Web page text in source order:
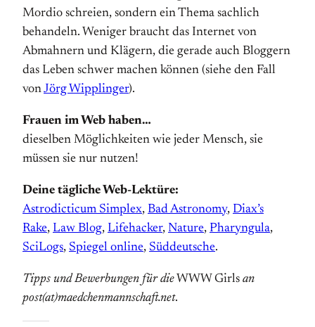
Mordio schreien, sondern ein Thema sachlich
behandeln. Weniger braucht das Internet von
Abmahnern und Klägern, die gerade auch Bloggern
das Leben schwer machen können (siehe den Fall
vonJörg Wipplinger).
Frauen im Web haben…
dieselben Möglichkeiten wie jeder Mensch, sie
müssen sie nur nutzen!
Deine tägliche Web-Lektüre:
Astrodicticum Simplex, Bad Astronomy, Diax’s
Rake, Law Blog, Lifehacker, Nature, Pharyngula,
SciLogs, Spiegel online, Süddeutsche.
Tipps und Bewerbungen für die WWW Girls an
post(at)maedchenmannschaft.net.